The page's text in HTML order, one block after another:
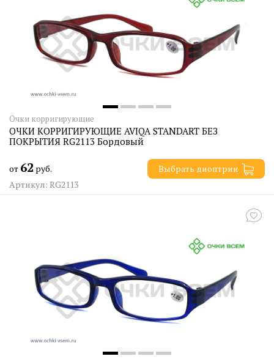
Очки корригирующие
ОЧКИ КОРРИГИРУЮЩИЕ AVIQA STANDART БЕЗ
ПОКРЫТИЯ RG2113 Бордовый
от 62 руб.
Выбрать диоптрии
Артикул: RG2113